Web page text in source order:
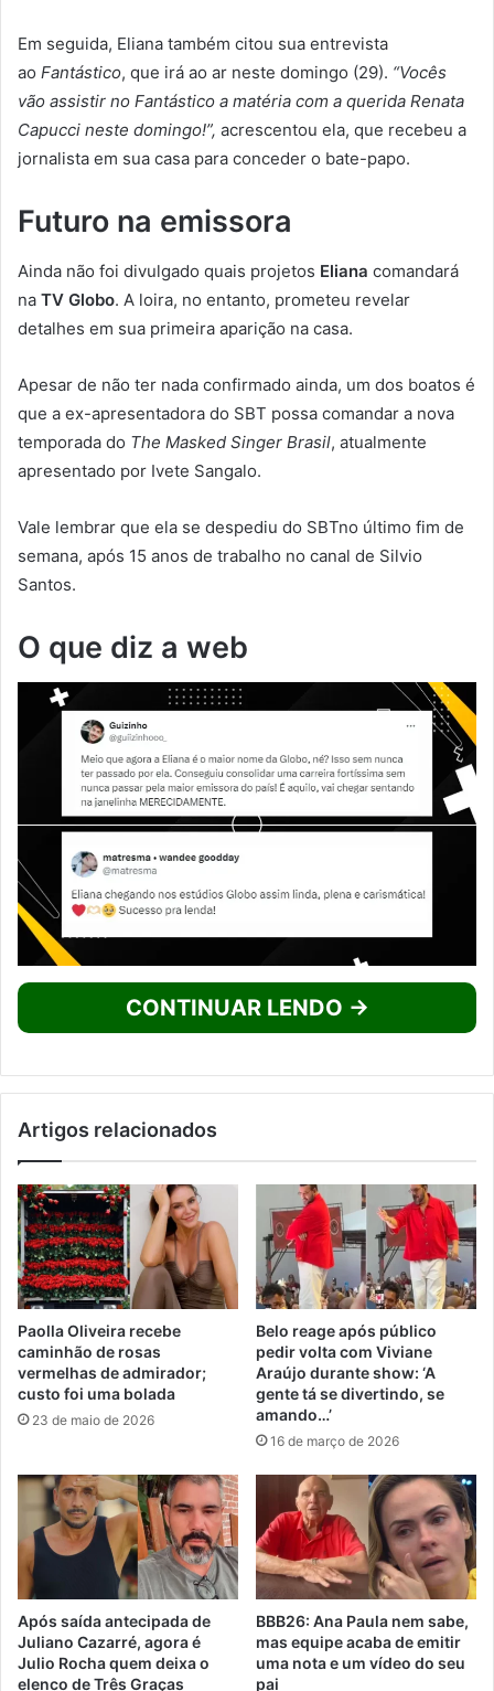
Em seguida, Eliana também citou sua entrevista
ao Fantástico, que irá ao ar neste domingo (29). “Vocês
vão assistir no Fantástico a matéria com a querida Renata
Capucci neste domingo!”, acrescentou ela, que recebeu a
jornalista em sua casa para conceder o bate-papo.
Futuro na emissora
Ainda não foi divulgado quais projetos Eliana comandará
na TV Globo. A loira, no entanto, prometeu revelar
detalhes em sua primeira aparição na casa.
Apesar de não ter nada confirmado ainda, um dos boatos é
que a ex-apresentadora do SBT possa comandar a nova
temporada do The Masked Singer Brasil, atualmente
apresentado por Ivete Sangalo.
Vale lembrar que ela se despediu do SBTno último fim de
semana, após 15 anos de trabalho no canal de Silvio
Santos.
O que diz a web
CONTINUAR LENDO →
Artigos relacionados
Paolla Oliveira recebe
caminhão de rosas
vermelhas de admirador;
custo foi uma bolada
23 de maio de 2026
Belo reage após público
pedir volta com Viviane
Araújo durante show: ‘A
gente tá se divertindo, se
amando…’
16 de março de 2026
Após saída antecipada de
Juliano Cazarré, agora é
Julio Rocha quem deixa o
elenco de Três Graças
BBB26: Ana Paula nem sabe,
mas equipe acaba de emitir
uma nota e um vídeo do seu
pai